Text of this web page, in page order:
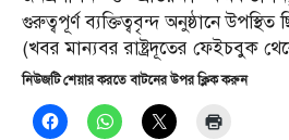
গুরুত্বপূর্ণ ব্যক্তিত্ববৃন্দ অনুষ্ঠানে উপস্থিত
(খবর মান্যবর রাষ্ট্রদূতের ফেইচবুক
নিউজটি শেয়ার করতে বাটনের উপর ক্লিক করুন